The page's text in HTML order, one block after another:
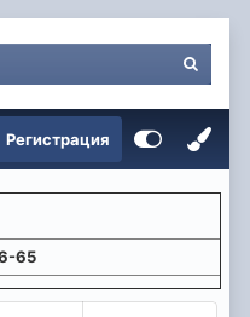
Регистрация
65